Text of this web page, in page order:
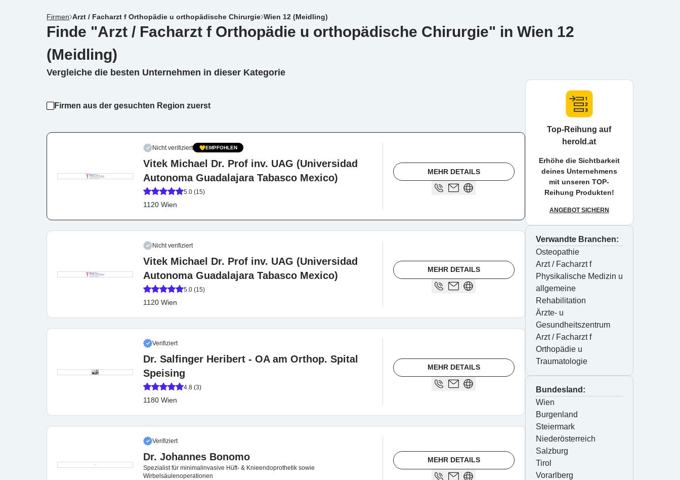
Firmen Arzt / Facharzt f Orthopädie u orthopädische Chirurgie Wien 12 (Meidling)
Finde "Arzt / Facharzt f Orthopädie u orthopädische Chirurgie" in Wien 12
(Meidling)
Vergleiche die besten Unternehmen in dieser Kategorie
Firmen aus der gesuchten Region zuerst
Nicht verifiziert EMPFOHLEN
Vitek Michael Dr. Prof inv. UAG (Universidad
Autonoma Guadalajara Tabasco Mexico)
5.0 (15)
1120 Wien
MEHR DETAILS
Nicht verifiziert
Vitek Michael Dr. Prof inv. UAG (Universidad
Autonoma Guadalajara Tabasco Mexico)
5.0 (15)
1120 Wien
MEHR DETAILS
Verifiziert
Dr. Salfinger Heribert - OA am Orthop. Spital
Speising
4.8 (3)
1180 Wien
MEHR DETAILS
Verifiziert
Dr. Johannes Bonomo
Spezialist für minimalinvasive Hüft- & Knieendoprothetik sowie
Wirbelsäulenoperationen
MEHR DETAILS
Top-Reihung auf
herold.at
Erhöhe die Sichtbarkeit
deines Unternehmens
mit unseren TOP-
Reihung Produkten!
ANGEBOT SICHERN
Verwandte Branchen:
Osteopathie
Arzt / Facharzt f
Physikalische Medizin u
allgemeine
Rehabilitation
Ärzte- u
Gesundheitszentrum
Arzt / Facharzt f
Orthopädie u
Traumatologie
Bundesland:
Wien
Burgenland
Steiermark
Niederösterreich
Salzburg
Tirol
Vorarlberg